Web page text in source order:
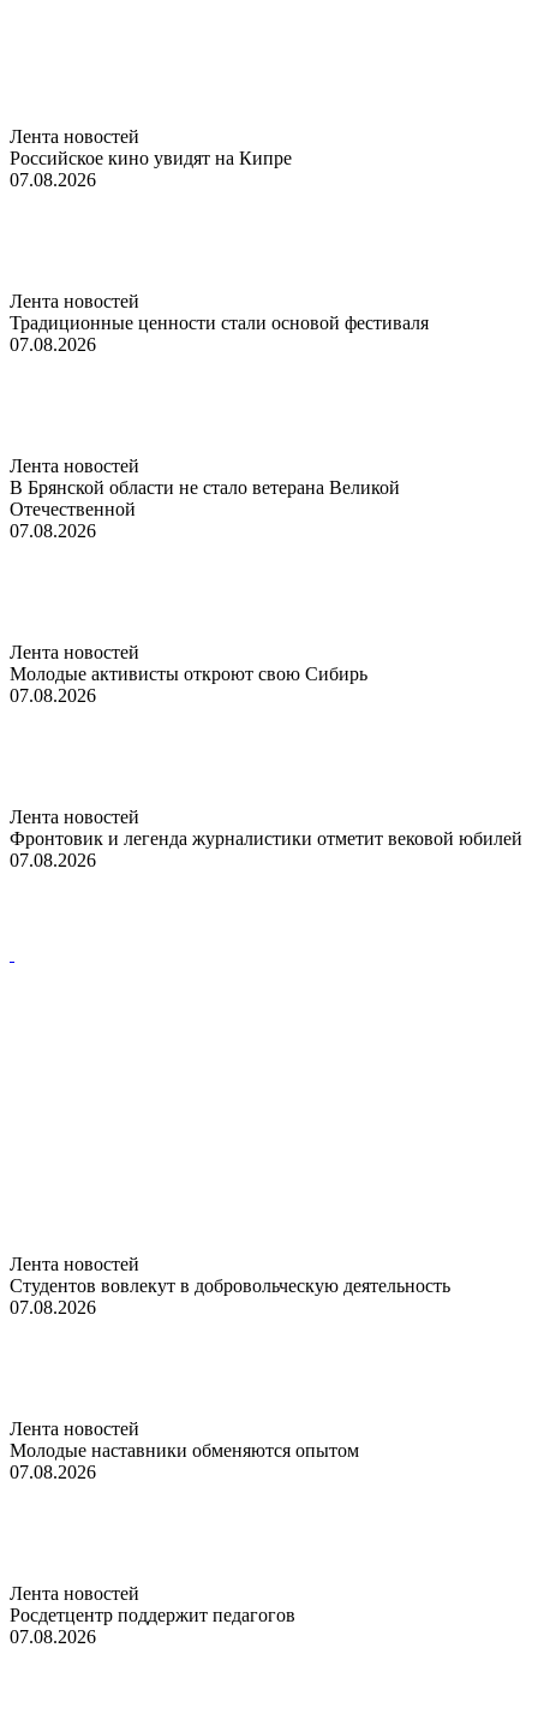
Лента новостей
Российское кино увидят на Кипре
07.08.2026
Лента новостей
Традиционные ценности стали основой фестиваля
07.08.2026
Лента новостей
В Брянской области не стало ветерана Великой
Отечественной
07.08.2026
Лента новостей
Молодые активисты откроют свою Сибирь
07.08.2026
Лента новостей
Фронтовик и легенда журналистики отметит вековой юбилей
07.08.2026
Лента новостей
Студентов вовлекут в добровольческую деятельность
07.08.2026
Лента новостей
Молодые наставники обменяются опытом
07.08.2026
Лента новостей
Росдетцентр поддержит педагогов
07.08.2026